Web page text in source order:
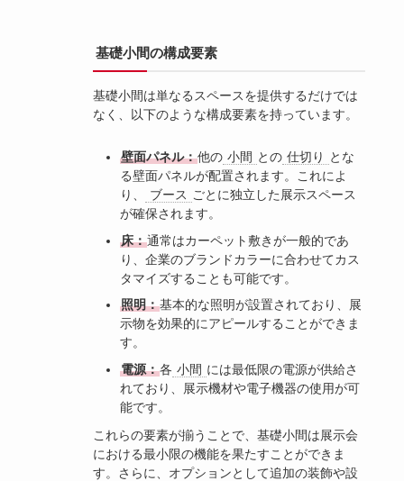
基礎小間の構成要素
基礎小間は単なるスペースを提供するだけでは
なく、以下のような構成要素を持っています。
壁面パネル：他の 小間 との 仕切り
とな
る壁面パネルが配置されます。これによ
り、
ブース ごとに独立した展示スペース
が確保されます。
床：通常はカーペット敷きが一般的であ
り、企業のブランドカラーに合わせてカス
タマイズすることも可能です。
照明：基本的な照明が設置されており、展
示物を効果的にアピールすることができま
す。
電源：各 小間 には最低限の電源が供給さ
れており、展示機材や電子機器の使用が可
能です。
これらの要素が揃うことで、基礎小間は展示会
における最小限の機能を果たすことができま
す。さらに、オプションとして追加の装飾や設